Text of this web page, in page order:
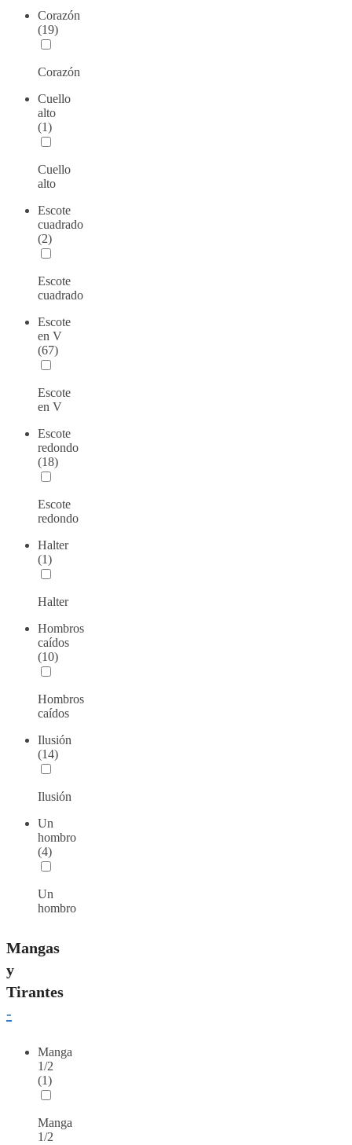
Corazón
(19)
Corazón
Cuello
alto
(1)
Cuello
alto
Escote
cuadrado
(2)
Escote
cuadrado
Escote
en V
(67)
Escote
en V
Escote
redondo
(18)
Escote
redondo
Halter
(1)
Halter
Hombros
caídos
(10)
Hombros
caídos
Ilusión
(14)
Ilusión
Un
hombro
(4)
Un
hombro
Mangas
y
Tirantes
-
Manga
1/2
(1)
Manga
1/2